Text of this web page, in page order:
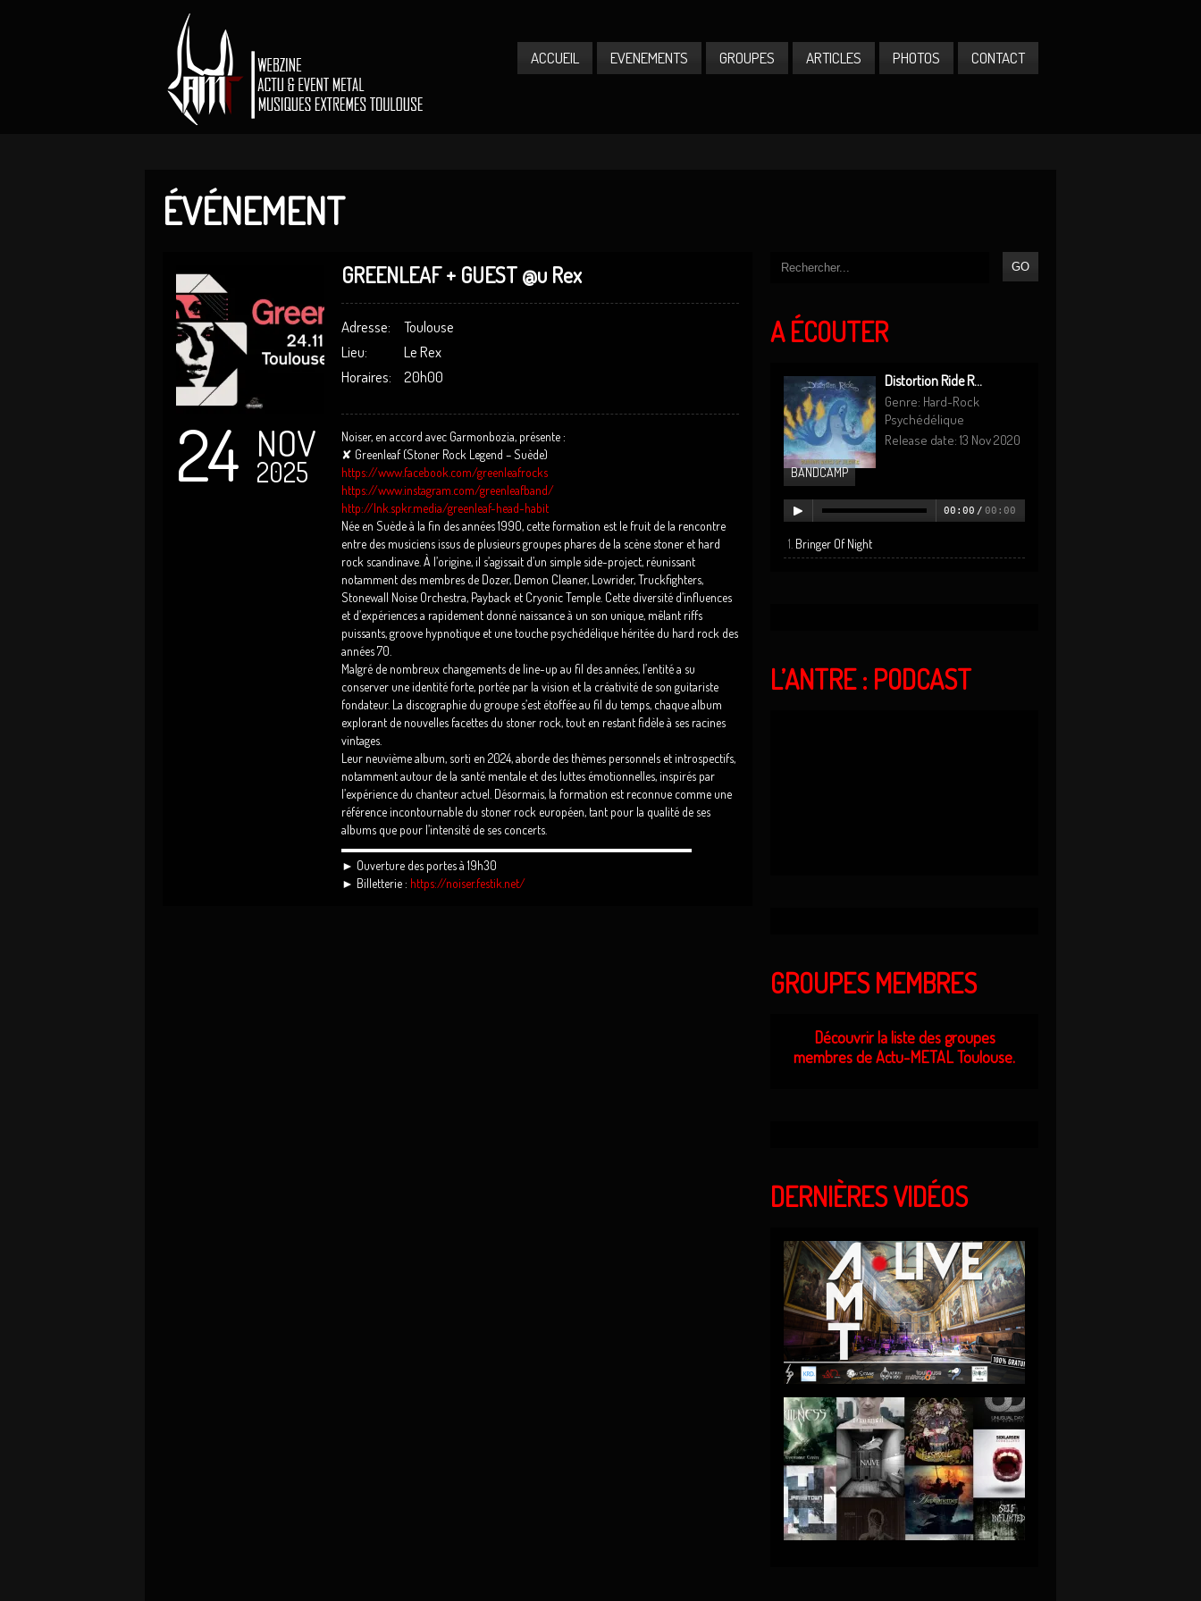
ACCUEIL EVENEMENTS GROUPES ARTICLES PHOTOS CONTACT
ÉVÉNEMENT
24 NOV
2025
GREENLEAF + GUEST @u Rex
Adresse:
Toulouse
Lieu:
Le Rex
Horaires:
20h00
Noiser, en accord avec Garmonbozia, présente :
✘ Greenleaf (Stoner Rock Legend – Suède)
https://www.facebook.com/greenleafrocks
https://www.instagram.com/greenleafband/
http://lnk.spkr.media/greenleaf-head-habit
Née en Suède à la fin des années 1990, cette formation est le fruit de la rencontre
entre des musiciens issus de plusieurs groupes phares de la scène stoner et hard
rock scandinave. À l’origine, il s’agissait d’un simple side-project, réunissant
notamment des membres de Dozer, Demon Cleaner, Lowrider, Truckfighters,
Stonewall Noise Orchestra, Payback et Cryonic Temple. Cette diversité d’influences
et d’expériences a rapidement donné naissance à un son unique, mêlant riffs
puissants, groove hypnotique et une touche psychédélique héritée du hard rock des
années 70.
Malgré de nombreux changements de line-up au fil des années, l’entité a su
conserver une identité forte, portée par la vision et la créativité de son guitariste
fondateur. La discographie du groupe s’est étoffée au fil du temps, chaque album
explorant de nouvelles facettes du stoner rock, tout en restant fidèle à ses racines
vintages.
Leur neuvième album, sorti en 2024, aborde des thèmes personnels et introspectifs,
notamment autour de la santé mentale et des luttes émotionnelles, inspirés par
l’expérience du chanteur actuel. Désormais, la formation est reconnue comme une
référence incontournable du stoner rock européen, tant pour la qualité de ses
albums que pour l’intensité de ses concerts.
▬▬▬▬▬▬▬▬▬▬▬▬▬▬▬▬▬▬▬▬▬▬▬▬▬▬▬▬
► Ouverture des portes à 19h30
► Billetterie : https://noiser.festik.net/
A ÉCOUTER
Distortion Ride R...
Genre: Hard-Rock
Psychédélique
Release date: 13 Nov 2020
BANDCAMP
00:00 / 00:00
Bringer Of Night
L’ANTRE : PODCAST
GROUPES MEMBRES
Découvrir la liste des groupes
membres de Actu-METAL Toulouse.
DERNIÈRES VIDÉOS